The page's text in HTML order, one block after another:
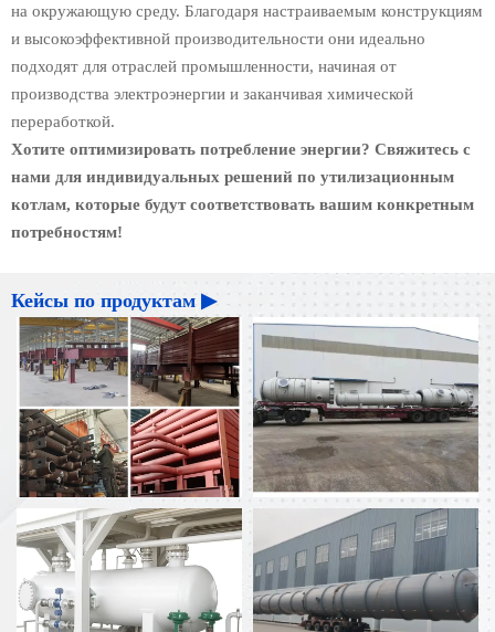
на окружающую среду. Благодаря настраиваемым конструкциям
и высокоэффективной производительности они идеально
подходят для отраслей промышленности, начиная от
производства электроэнергии и заканчивая химической
переработкой.
Хотите оптимизировать потребление энергии? Свяжитесь с
нами для индивидуальных решений по утилизационным
котлам, которые будут соответствовать вашим конкретным
потребностям!
Кейсы по продуктам ▶